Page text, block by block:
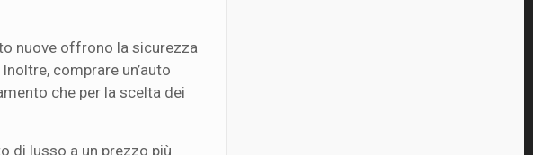
nuove offrono la sicurezza
comprare un’auto
che per la scelta dei
di lusso a un prezzo più